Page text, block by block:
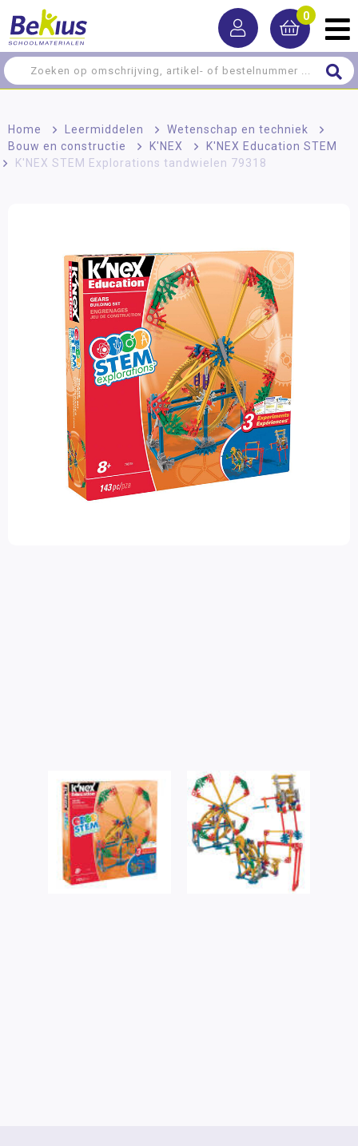
0
Home > Leermiddelen > Wetenschap en techniek
>
Bouw en constructie
> K'NEX > K'NEX Education STEM
K'NEX STEM Explorations tandwielen 79318